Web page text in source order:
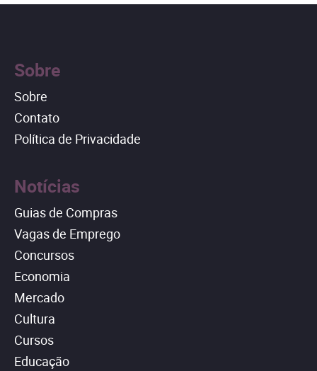
Sobre
Sobre
Contato
Política de Privacidade
Notícias
Guias de Compras
Vagas de Emprego
Concursos
Economia
Mercado
Cultura
Cursos
Educação